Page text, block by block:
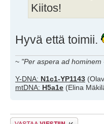
Kiitos!
Hyvä että toimii.
~ "Per aspera ad
Y-DNA: N1c1-YP1143
mtDNA: H5a1e (Elina
Lähetä vastaus